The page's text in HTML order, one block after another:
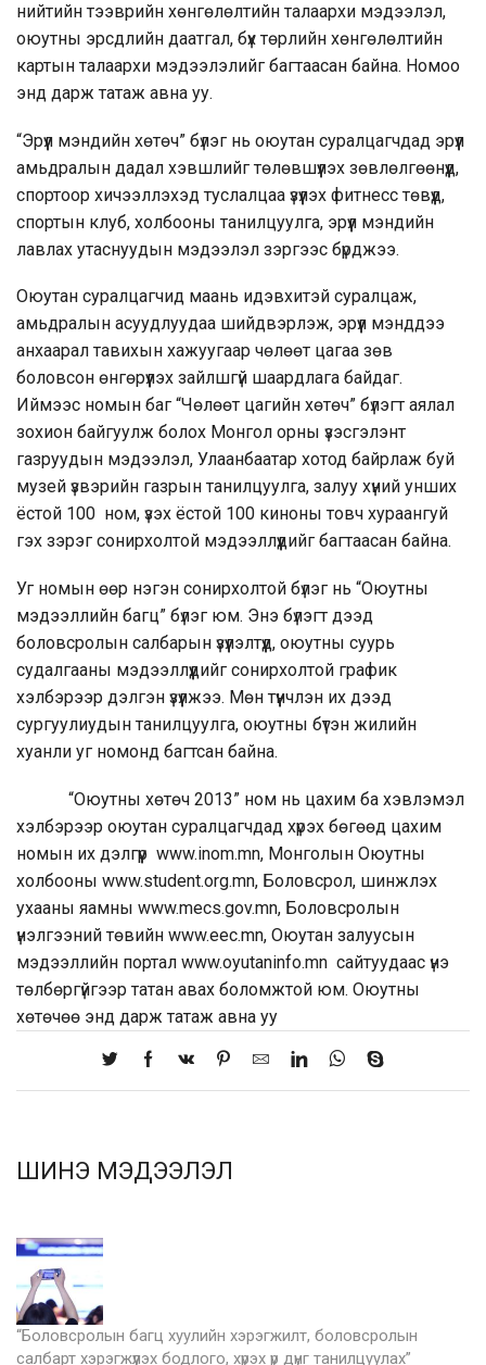
нийтийн тээврийн хөнгөлөлтийн талаархи мэдээлэл,
оюутны эрсдлийн даатгал, бүх төрлийн хөнгөлөлтийн
картын талаархи мэдээлэлийг багтаасан байна. Номоо
энд дарж татаж авна уу.
“Эрүүл мэндийн хөтөч” бүлэг нь оюутан суралцагчдад эрүүл
амьдралын дадал хэвшлийг төлөвшүүлэх зөвлөлгөөнүүд,
спортоор хичээллэхэд туслалцаа үзүүлэх фитнесс төвүүд,
спортын клуб, холбооны танилцуулга, эрүүл мэндийн
лавлах утаснуудын мэдээлэл зэргээс бүрджээ.
Оюутан суралцагчид маань идэвхитэй суралцаж,
амьдралын асуудлуудаа шийдвэрлэж, эрүүл мэнддээ
анхаарал тавихын хажуугаар чөлөөт цагаа зөв
боловсон өнгөрүүлэх зайлшгүй шаардлага байдаг.
Иймээс номын баг “Чөлөөт цагийн хөтөч” бүлэгт аялал
зохион байгуулж болох Монгол орны үзэсгэлэнт
газруудын мэдээлэл, Улаанбаатар хотод байрлаж буй
музей үзвэрийн газрын танилцуулга, залуу хүний унших
ёстой 100 ном, үзэх ёстой 100 киноны товч хураангуй
гэх зэрэг сонирхолтой мэдээллүүдийг багтаасан байна.
Уг номын өөр нэгэн сонирхолтой бүлэг нь “Оюутны
мэдээллийн багц” бүлэг юм. Энэ бүлэгт дээд
боловсролын салбарын үзүүлэлтүүд, оюутны суурь
судалгааны мэдээллүүдийг сонирхолтой график
хэлбэрээр дэлгэн үзүүлжээ. Мөн түүнчлэн их дээд
сургуулиудын танилцуулга, оюутны бүтэн жилийн
хуанли уг номонд багтсан байна.
“Оюутны хөтөч 2013” ном нь цахим ба хэвлэмэл
хэлбэрээр оюутан суралцагчдад хүрэх бөгөөд цахим
номын их дэлгүүр www.inom.mn, Монголын Оюутны
холбооны www.student.org.mn, Боловсрол, шинжлэх
ухааны яамны www.mecs.gov.mn, Боловсролын
үнэлгээний төвийн www.eec.mn, Оюутан залуусын
мэдээллийн портал www.oyutaninfo.mn сайтуудаас үнэ
төлбөргүйгээр татан авах боломжтой юм. Оюутны
хөтөчөө энд дарж татаж авна уу
ШИНЭ МЭДЭЭЛЭЛ
“Боловсролын багц хуулийн хэрэгжилт, боловсролын
салбарт хэрэгжүүлэх бодлого, хүрэх үр дүнг танилцуулах”